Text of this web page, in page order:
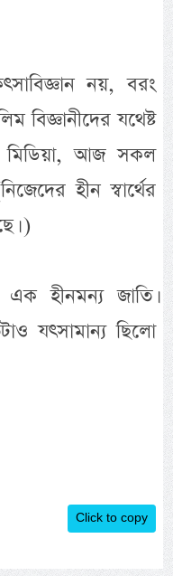
নয়, বরং
বিজ্ঞানীদের যথেষ্ট
মিডিয়া, আজ সকল
হীন স্বার্থের
)
হীনমন্য জাতি।
যৎসামান্য ছিলো
Click to copy